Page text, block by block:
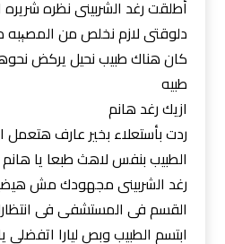
أطلقت رغد الشربينى نظره
دلوقتى لازم نخلص من
كان هناك طبيب نحيل يركض
طبيه
ازيك رغد هانم
ردت بأستعلاء بخير عارف
الطبيب بنفس لاهث طبعا يا
رغد الشربينى مجهودك مش
القسم فى المستشفى فى
ابتسم الطبيب وبص ليارا اتفضلى